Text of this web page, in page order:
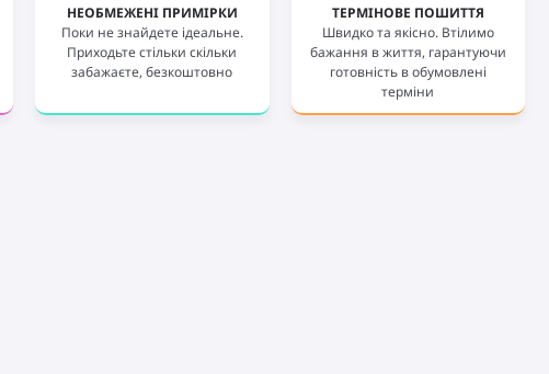
НЕОБМЕЖЕНІ ПРИМІРКИ
Поки не знайдете ідеальне.
Приходьте стільки скільки
забажаєте, безкоштовно
ТЕРМІНОВЕ ПОШИТТЯ
Швидко та якісно. Втілимо
бажання в життя, гарантуючи
готовність в обумовлені
терміни